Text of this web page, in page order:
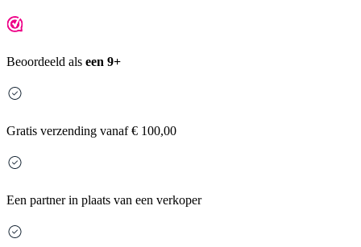
Beoordeeld als een 9+
Gratis verzending vanaf € 100,00
Een partner in plaats van een verkoper